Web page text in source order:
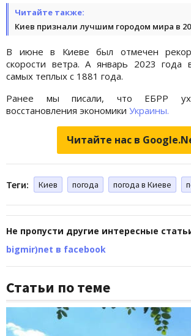
Читайте также:
Киев признали лучшим городом мира в
В июне в Киеве был отмечен
скорости ветра. А январь 2023 года
самых теплых с 1881 года.
Ранее мы писали, что ЕБРР
восстановления экономики Украины.
Читайте нас в
Теги: Киев погода погода в Киеве
Не пропусти другие интересные
bigmir)net в facebook
Статьи по теме